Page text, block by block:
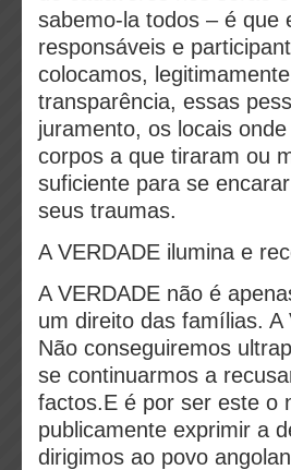
sabemo-la todos – é que
responsáveis e
colocamos,
transparência, essas
juramento, os locais
corpos a que tiraram ou
suficiente para se
seus traumas.
A VERDADE ilumina e
A VERDADE não é
um direito das famílias.
Não conseguiremos
se continuarmos a
factos.E é por ser este o
publicamente exprimir a
dirigimos ao povo